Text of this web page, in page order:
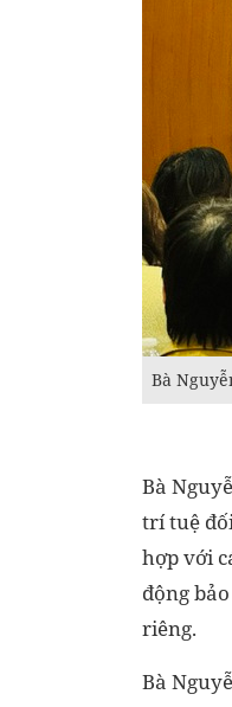
Bà
Bà
trí tuệ
hợp với
động
riêng.
Bà